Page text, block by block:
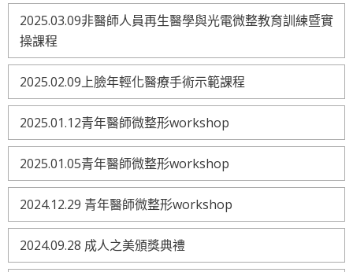
2025.03.09非醫師人員再生醫學與光電微整教育訓練暨實
操課程
2025.02.09上臉年輕化醫療手術示範課程
2025.01.12青年醫師微整形workshop
2025.01.05青年醫師微整形workshop
2024.12.29 青年醫師微整形workshop
2024.09.28 成人之美頒獎典禮